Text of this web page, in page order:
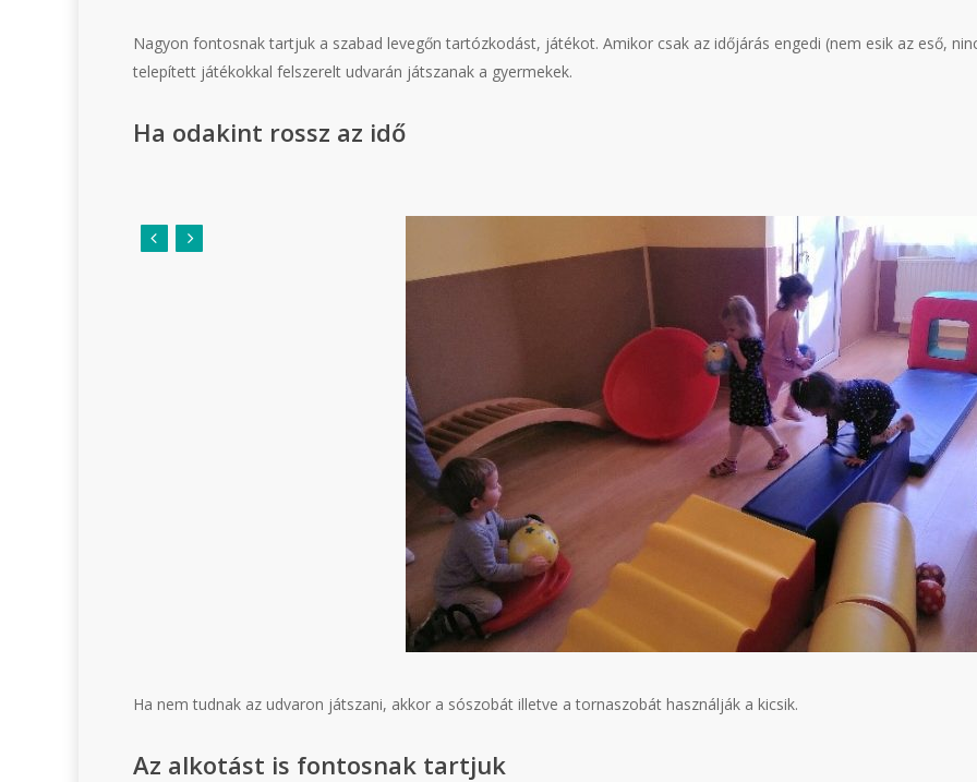
Nagyon fontosnak tartjuk a szabad levegőn tartózkodást, játékot. Amikor csak az időjárás engedi (nem esik az eső,
telepített játékokkal felszerelt udvarán játszanak a gyermekek.
Ha odakint rossz az idő
Ha nem tudnak az udvaron játszani, akkor a sószobát illetve a tornaszobát használják a kicsik.
Az alkotást is fontosnak tartjuk